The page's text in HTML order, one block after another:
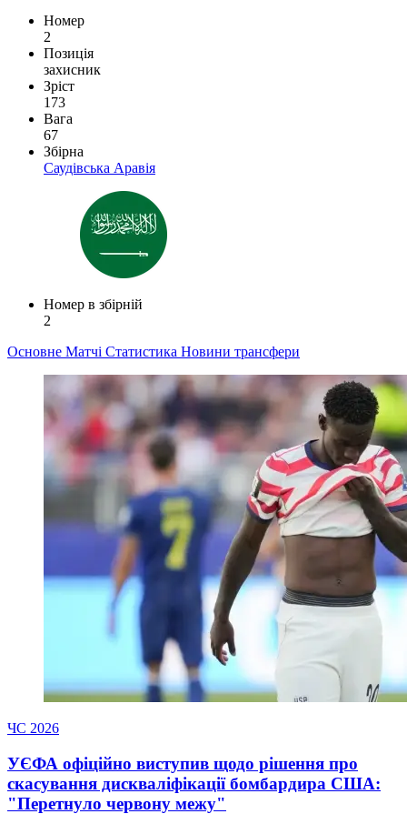
Номер
2
Позиція
захисник
Зріст
173
Вага
67
Збірна
Саудівська Аравія
Номер в збірній
2
Основне Матчі Статистика Новини трансфери
ЧС 2026
УЄФА офіційно виступив щодо рішення про
скасування дискваліфікації бомбардира США:
"Перетнуло червону межу"